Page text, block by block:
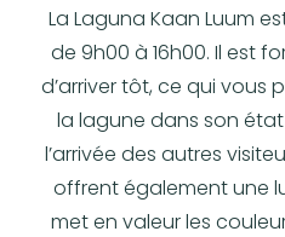
La Laguna Kaan Luum
de 9h00 à 16h00. Il est
d’arriver tôt, ce qui vous
la lagune dans son
l’arrivée des autres
offrent également une
met en valeur les